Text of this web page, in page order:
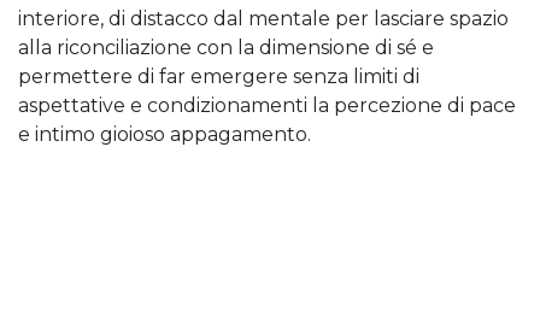
interiore, di distacco dal mentale per lasciare spazio
alla riconciliazione con la dimensione di sé e
permettere di far emergere senza limiti di
aspettative e condizionamenti la percezione di pace
e intimo gioioso appagamento.